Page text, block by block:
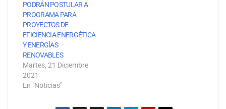
PODRÁN POSTULAR A
PROGRAMA PARA
PROYECTOS DE
EFICIENCIA ENERGÉTICA
Y ENERGÍAS
RENOVABLES
Martes, 21 Diciembre
2021
En "Noticias"